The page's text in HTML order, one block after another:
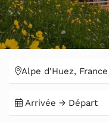
l’élégance
raffinés,
de